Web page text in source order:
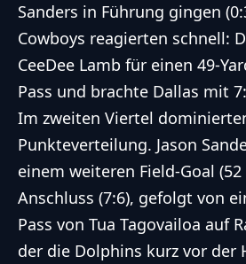
Sanders in Führung gingen
Cowboys reagierten schnell:
CeeDee Lamb für einen 49-
Pass und brachte Dallas mit
Im zweiten Viertel
Punkteverteilung. Jason
einem weiteren Field-Goal (52
Anschluss (7:6), gefolgt von
Pass von Tua Tagovailoa auf
der die Dolphins kurz vor der